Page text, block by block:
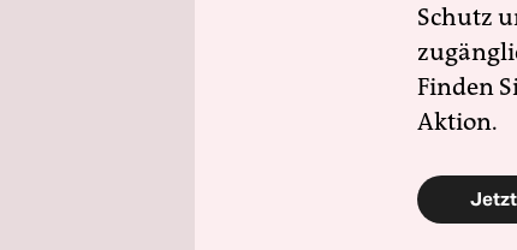
Schutz
Finden
Aktion.